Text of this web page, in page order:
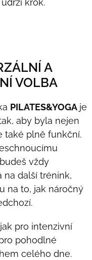
krok.
A
VOLBA
PILATES&YOGA je
aby byla nejen
také plně funkční.
vždy
na další trénink,
na to, jak náročný
pro intenzivní
pohodlné
celého dne.